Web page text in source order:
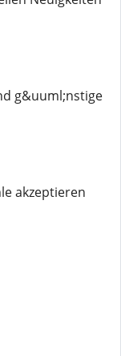
g&uuml;nstige
akzeptieren